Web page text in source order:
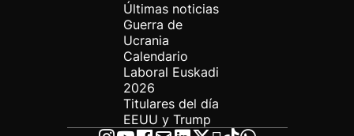
Últimas noticias
Guerra de
Ucrania
Calendario
Laboral Euskadi
2026
Titulares del día
EEUU y Trump